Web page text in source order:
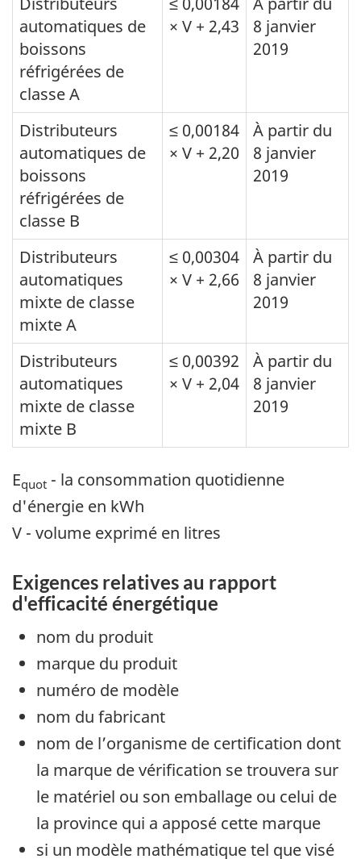
automatiques de
boissons
réfrigérées de
classe A
× V + 2,43
8 janvier
2019
Distributeurs
automatiques de
boissons
réfrigérées de
classe B
≤ 0,00184
× V + 2,20
À partir du
8 janvier
2019
Distributeurs
automatiques
mixte de classe
mixte A
≤ 0,00304
× V + 2,66
À partir du
8 janvier
2019
Distributeurs
automatiques
mixte de classe
mixte B
≤ 0,00392
× V + 2,04
À partir du
8 janvier
2019
Equot - la consommation quotidienne
d'énergie en kWh
V - volume exprimé en litres
Exigences relatives au rapport
d'efficacité énergétique
nom du produit
marque du produit
numéro de modèle
nom du fabricant
nom de l’organisme de certification dont
la marque de vérification se trouvera sur
le matériel ou son emballage ou celui de
la province qui a apposé cette marque
si un modèle mathématique tel que visé